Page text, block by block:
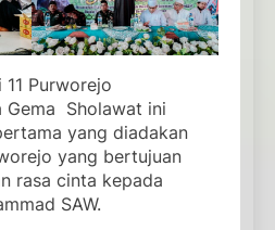
11 Purworejo
Gema Sholawat ini
yang diadakan
yang bertujuan
rasa cinta kepada
SAW.